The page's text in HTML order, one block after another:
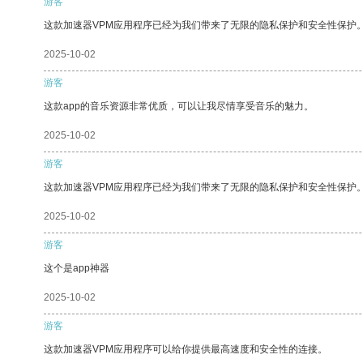
这款加速器VPM应用程序已经为我们带来了无限的隐私保护和安全性保护
2025-10-02
游客
这款app的音乐资源非常优质，可以让我尽情享受音乐的魅力。
2025-10-02
游客
这款加速器VPM应用程序已经为我们带来了无限的隐私保护和安全性保护
2025-10-02
游客
这个是app神器
2025-10-02
游客
这款加速器VPM应用程序可以给你提供最高速度和安全性的连接。